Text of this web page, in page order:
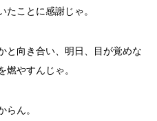
たことに感謝じゃ。
と向き合い、明日、目が覚めな
燃やすんじゃ。
らん。